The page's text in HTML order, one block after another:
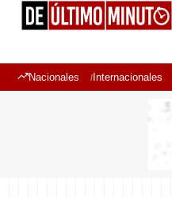
Nacionales Internacionales